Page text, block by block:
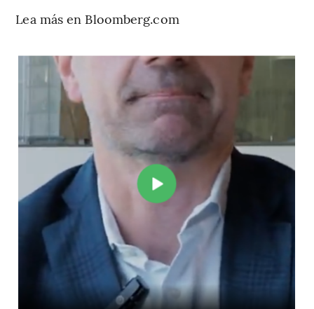
Lea más en Bloomberg.com